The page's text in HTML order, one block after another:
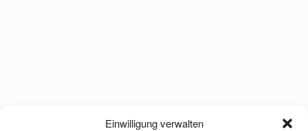
Einwilligung verwalten